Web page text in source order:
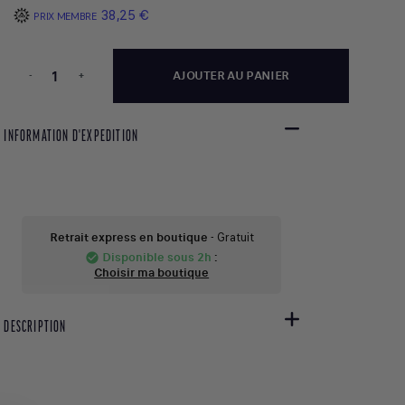
PRIX MEMBRE 38,25 €
- + AJOUTER AU PANIER
INFORMATION D'EXPEDITION
Retrait express en boutique - Gratuit
check_circle Disponible sous 2h :
Choisir ma boutique
DESCRIPTION